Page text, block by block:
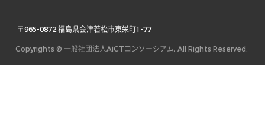
〒965-0872 福島県会津若松市東栄町1-77
Copyrights © 一般社団法人AiCTコンソーシアム, All Rights Reserved.